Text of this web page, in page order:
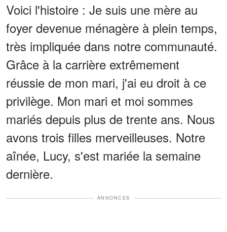
Voici l'histoire : Je suis une mère au
foyer devenue ménagère à plein temps,
très impliquée dans notre communauté.
Grâce à la carrière extrêmement
réussie de mon mari, j'ai eu droit à ce
privilège. Mon mari et moi sommes
mariés depuis plus de trente ans. Nous
avons trois filles merveilleuses. Notre
aînée, Lucy, s'est mariée la semaine
dernière.
ANNONCES